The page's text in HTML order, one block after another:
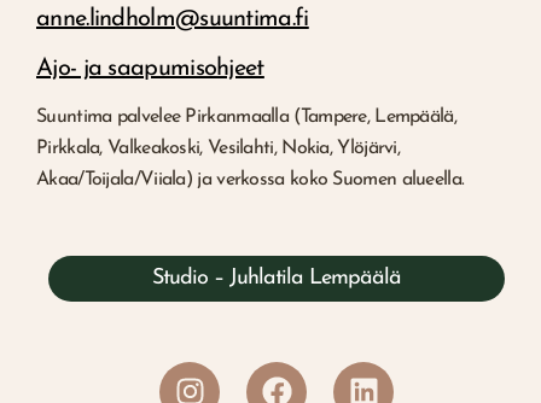
anne.lindholm@suuntima.fi
Ajo- ja saapumisohjeet
Suuntima palvelee Pirkanmaalla (Tampere, Lempäälä,
Pirkkala, Valkeakoski, Vesilahti, Nokia, Ylöjärvi,
Akaa/Toijala/Viiala) ja verkossa koko Suomen alueella.
Studio – Juhlatila Lempäälä